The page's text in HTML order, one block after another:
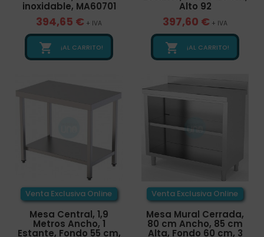
inoxidable, MA60701
394,65 € + IVA
 ¡AL CARRITO!
Alto 92
397,60 € + IVA
 ¡AL CARRITO!
Venta Exclusiva Online
Mesa Central, 1,9
Metros Ancho, 1
Estante, Fondo 55 cm,
Venta Exclusiva Online
Mesa Mural Cerrada,
80 cm Ancho, 85 cm
Alta, Fondo 60 cm, 3